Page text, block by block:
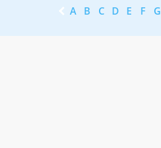
A B C D E F G